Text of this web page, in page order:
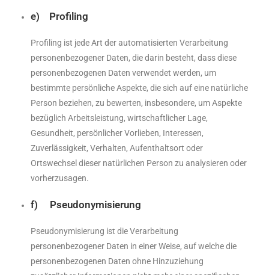
e) Profiling
Profiling ist jede Art der automatisierten Verarbeitung
personenbezogener Daten, die darin besteht, dass diese
personenbezogenen Daten verwendet werden, um
bestimmte persönliche Aspekte, die sich auf eine natürliche
Person beziehen, zu bewerten, insbesondere, um Aspekte
bezüglich Arbeitsleistung, wirtschaftlicher Lage,
Gesundheit, persönlicher Vorlieben, Interessen,
Zuverlässigkeit, Verhalten, Aufenthaltsort oder
Ortswechsel dieser natürlichen Person zu analysieren oder
vorherzusagen.
f) Pseudonymisierung
Pseudonymisierung ist die Verarbeitung
personenbezogener Daten in einer Weise, auf welche die
personenbezogenen Daten ohne Hinzuziehung